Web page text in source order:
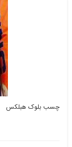
چسب بلوک هبلکس